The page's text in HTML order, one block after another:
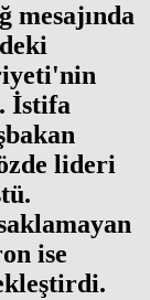
mesajında
İstifa
lideri
ise